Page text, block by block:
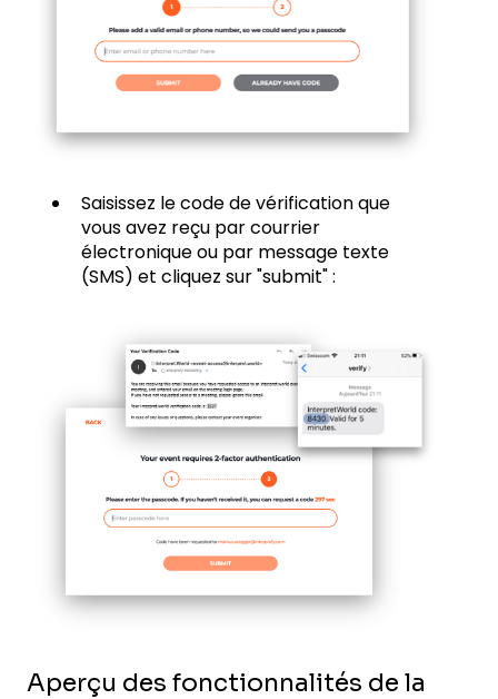
Saisissez le code de vérification que
vous avez reçu par courrier
électronique ou par message texte
(SMS) et cliquez sur "submit" :
Aperçu des fonctionnalités de la